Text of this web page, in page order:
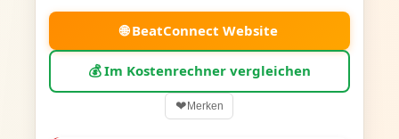
🌐 BeatConnect Website
💰 Im Kostenrechner vergleichen
❤Merken